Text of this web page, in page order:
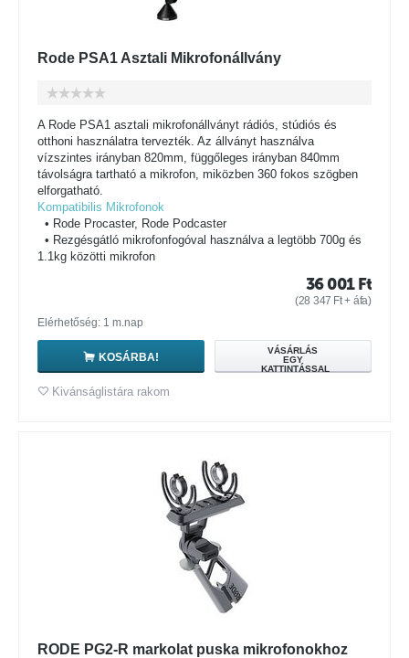
Rode PSA1 Asztali Mikrofonállvány
A Rode PSA1 asztali mikrofonállványt rádiós, stúdiós és
otthoni használatra tervezték. Az állványt használva
vízszintes irányban 820mm, függőleges irányban 840mm
távolságra tartható a mikrofon, miközben 360 fokos szögben
elforgatható.
Kompatibilis Mikrofonok
• Rode Procaster, Rode Podcaster
• Rezgésgátló mikrofonfogóval használva a legtöbb 700g és
1.1kg közötti mikrofon
36 001 Ft
(28 347 Ft+ áfa)
Elérhetőség: 1 m.nap
KOSÁRBA!
VÁSÁRLÁS
EGY
KATTINTÁSSAL
Kivánságlistára rakom
RODE PG2-R markolat puska mikrofonokhoz